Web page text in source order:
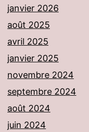
janvier 2026
août 2025
avril 2025
janvier 2025
novembre 2024
septembre 2024
août 2024
juin 2024